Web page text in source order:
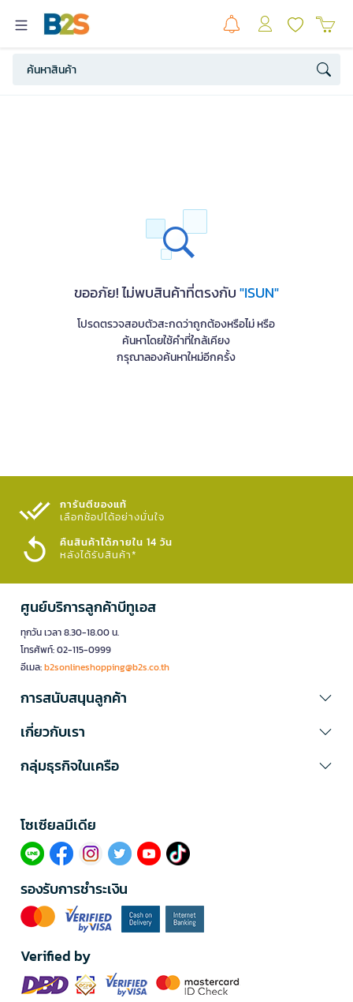
ขออภัย! ไม่พบสินค้าที่ตรงกับ"ISUN"
โปรดตรวจสอบตัวสะกดว่าถูกต้องหรือไม่ หรือ
ค้นหาโดยใช้คำที่ใกล้เคียง
กรุณาลองค้นหาใหม่อีกครั้ง
การันตีของแท้
เลือกช้อปได้อย่างมั่นใจ​
คืนสินค้าได้ภายใน 14 วัน
หลังได้รับสินค้า*
ศูนย์บริการลูกค้าบีทูเอส
ทุกวัน เวลา 8.30-18.00 น.
โทรศัพท์: 02-115-0999
อีเมล:b2sonlineshopping@b2s.co.th
การสนับสนุนลูกค้า
เกี่ยวกับเรา
กลุ่มธุรกิจในเครือ
โซเซียลมีเดีย​
รองรับการชำระเงิน
Verified by